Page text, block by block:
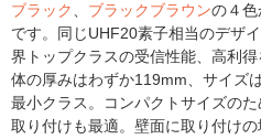
ブラック、 ブラックブラウンの４
です。同じUHF20素子相当のデザ
界トップクラスの受信性能、高利
体の厚みはわずか119mm、サイズ
最小クラス。コンパクトサイズの
取り付けも最適。壁面に取り付け